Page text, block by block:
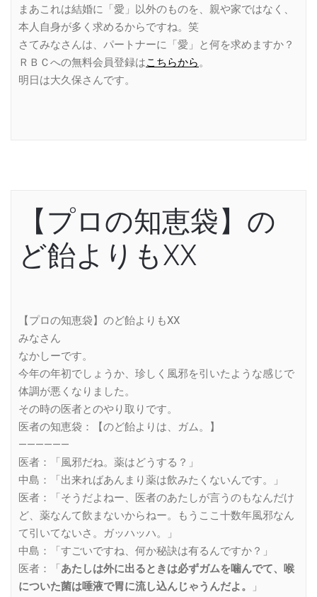
まあこれは結婚に「愛」以外のものを、親や家ではなく、
本人自身が多く求めるからですね。笑
さてみなさんは、パートナーに「愛」と何を求めますか？
ＲＢＣへの無料会員登録はこちらから。
明日は大久保さんです。
【プロの知恵袋】の
ど飴よりもXX
【プロの知恵袋】のど飴よりもXX
みなさん
なかしーです。
今年の年初でしょうか、珍しく風邪を引いたような感じで
体調が悪くなりました。
その時の医者とのやり取りです。
医者の知恵袋：【のど飴よりは、ガム。】
——————
医者：「風邪だね。薬はどうする？」
中島：「出来ればあんまり薬は飲みたくないんです。」
医者：「そうだよねー、医者のあたしが言うのもなんだけ
ど、薬なんて飲まないからねー。もうここ十数年風邪なん
て引いてないさ。ガッハッハ。」
中島：「すごいですね、何か秘訣は有るんですか？」
医者：「あたしは外に出るときは必ずガムを噛んでて、喉
についた菌は唾液で胃に流し込んじゃうんだよ。
」